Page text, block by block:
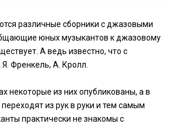
различные сборники с джазовыми
юных музыкантов к джазовому
А ведь известно, что с
Френкель, А. Кролл.
некоторые из них опубликованы, а в
из рук в руки и тем самым
практически не знакомы с